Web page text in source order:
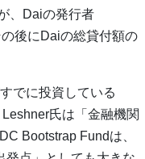
、Daiの発行者
後にDaiの総貸付額の
でに投資している
氏は「金融機関
Bootstrap Fundは、